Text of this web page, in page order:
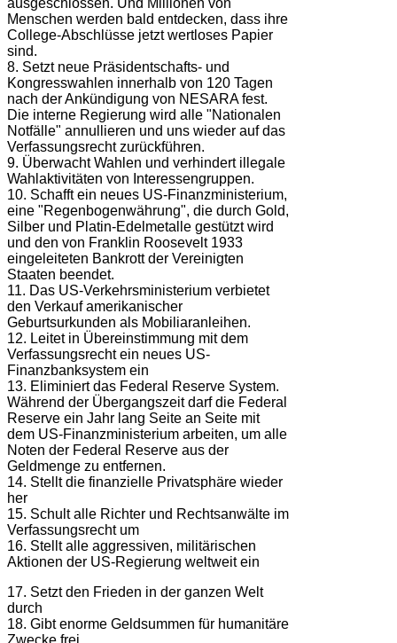
ausgeschlossen. Und Millionen von
Menschen werden bald entdecken, dass ihre
College-Abschlüsse jetzt wertloses Papier
sind.
8. Setzt neue Präsidentschafts- und
Kongresswahlen innerhalb von 120 Tagen
nach der Ankündigung von NESARA fest.
Die interne Regierung wird alle "Nationalen
Notfälle" annullieren und uns wieder auf das
Verfassungsrecht zurückführen.
9. Überwacht Wahlen und verhindert illegale
Wahlaktivitäten von Interessengruppen.
10. Schafft ein neues US-Finanzministerium,
eine "Regenbogenwährung", die durch Gold,
Silber und Platin-Edelmetalle gestützt wird
und den von Franklin Roosevelt 1933
eingeleiteten Bankrott der Vereinigten
Staaten beendet.
11. Das US-Verkehrsministerium verbietet
den Verkauf amerikanischer
Geburtsurkunden als Mobiliaranleihen.
12. Leitet in Übereinstimmung mit dem
Verfassungsrecht ein neues US-
Finanzbanksystem ein
13. Eliminiert das Federal Reserve System.
Während der Übergangszeit darf die Federal
Reserve ein Jahr lang Seite an Seite mit
dem US-Finanzministerium arbeiten, um alle
Noten der Federal Reserve aus der
Geldmenge zu entfernen.
14. Stellt die finanzielle Privatsphäre wieder
her
15. Schult alle Richter und Rechtsanwälte im
Verfassungsrecht um
16. Stellt alle aggressiven, militärischen
Aktionen der US-Regierung weltweit ein
17. Setzt den Frieden in der ganzen Welt
durch
18. Gibt enorme Geldsummen für humanitäre
Zwecke frei